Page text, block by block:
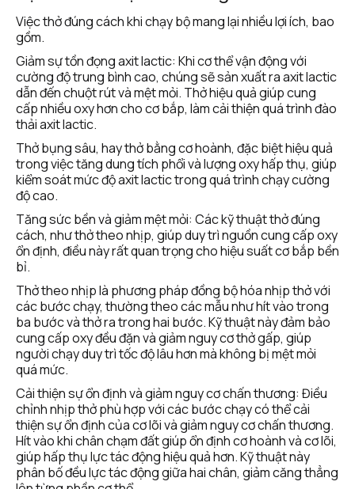
Việc thở đúng cách khi chạy bộ mang lại nhiều lợi ích, bao
gồm.
Giảm sự tồn đọng axit lactic: Khi cơ thể vận động với
cường độ trung bình cao, chúng sẽ sản xuất ra axit lactic
dẫn đến chuột rút và mệt mỏi. Thở hiệu quả giúp cung
cấp nhiều oxy hơn cho cơ bắp, làm cải thiện quá trình đào
thải axit lactic.
Thở bụng sâu, hay thở bằng cơ hoành, đặc biệt hiệu quả
trong việc tăng dung tích phổi và lượng oxy hấp thụ, giúp
kiểm soát mức độ axit lactic trong quá trình chạy cường
độ cao​.
Tăng sức bền và giảm mệt mỏi: Các kỹ thuật thở đúng
cách, như thở theo nhịp, giúp duy trì nguồn cung cấp oxy
ổn định, điều này rất quan trọng cho hiệu suất cơ bắp bền
bỉ.
Thở theo nhịp là phương pháp đồng bộ hóa nhịp thở với
các bước chạy, thường theo các mẫu như hít vào trong
ba bước và thở ra trong hai bước. Kỹ thuật này đảm bảo
cung cấp oxy đều đặn và giảm nguy cơ thở gấp, giúp
người chạy duy trì tốc độ lâu hơn mà không bị mệt mỏi
quá mức.
Cải thiện sự ổn định và giảm nguy cơ chấn thương: Điều
chỉnh nhịp thở phù hợp với các bước chạy có thể cải
thiện sự ổn định của cơ lõi và giảm nguy cơ chấn thương.
Hít vào khi chân chạm đất giúp ổn định cơ hoành và cơ lõi,
giúp hấp thụ lực tác động hiệu quả hơn. Kỹ thuật này
phân bố đều lực tác động giữa hai chân, giảm căng thẳng